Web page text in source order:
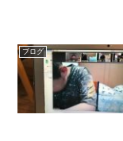
ブログ